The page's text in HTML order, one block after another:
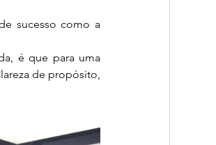
sucesso como a
é que para uma
de propósito,